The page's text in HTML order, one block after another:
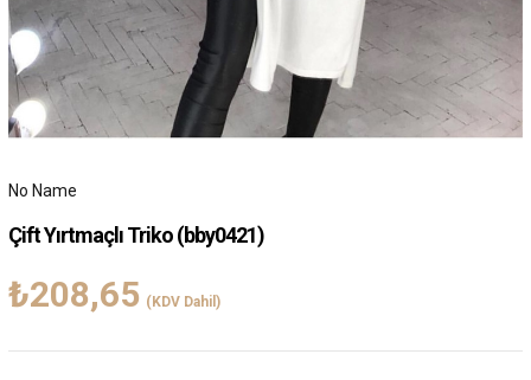
No Name
Çift Yırtmaçlı Triko(bby0421)
₺208,65 (KDV Dahil)